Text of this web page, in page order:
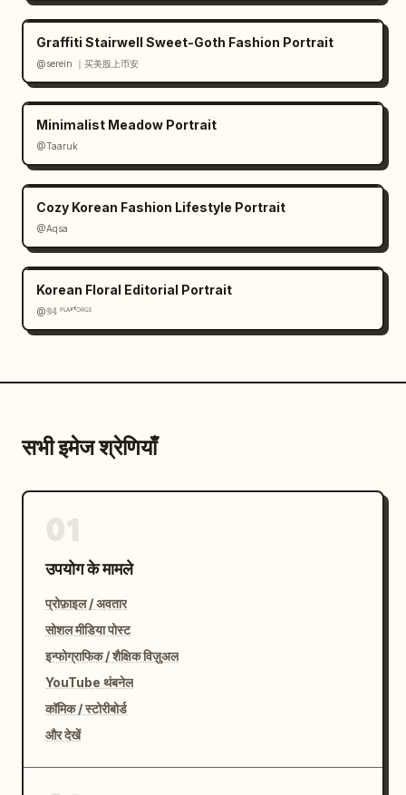
Graffiti Stairwell Sweet-Goth Fashion Portrait
@serein ｜买美股上币安
Minimalist Meadow Portrait
@Taaruk
Cozy Korean Fashion Lifestyle Portrait
@Aqsa
Korean Floral Editorial Portrait
@𝟡𝟜 ᴾᴸᴬʸᶠᴼᴿᴳᴱ
सभी इमेज श्रेणियाँ
उपयोग के मामले
प्रोफ़ाइल / अवतार
सोशल मीडिया पोस्ट
इन्फोग्राफिक / शैक्षिक विज़ुअल
YouTube थंबनेल
कॉमिक / स्टोरीबोर्ड
और देखें